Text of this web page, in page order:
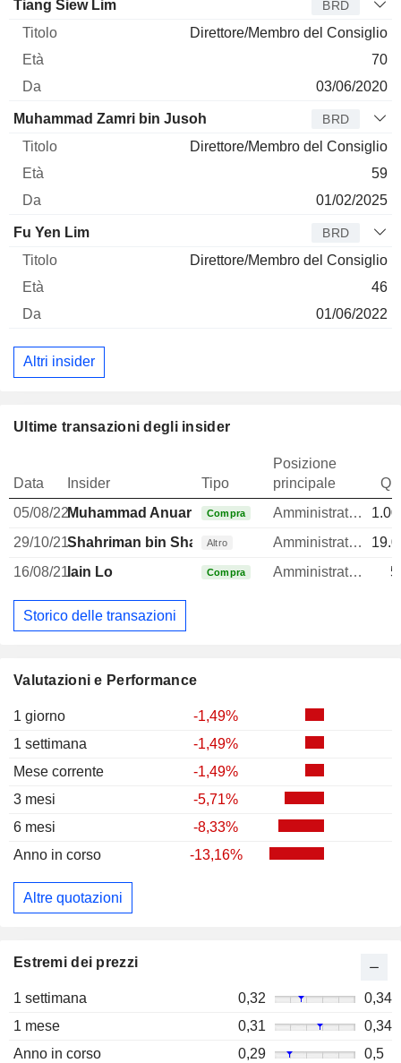
Valutazioni e Performance
1 giorno
-1,49%
1 settimana
-1,49%
Mese corrente
-1,49%
3 mesi
-5,71%
6 mesi
-8,33%
Anno in corso
-13,16%
Altre quotazioni
Estremi dei prezzi
1 settimana 0,32
0,34
1 mese
0,31
0,34
Anno in corso
0,29
0,5
Amministratore
Tiang Siew Lim BRD
Direttore/Membro del Consiglio
70
03/06/2020
Muhammad Zamri bin Jusoh BRD
Direttore/Membro del Consiglio
59
01/02/2025
Fu Yen Lim BRD
Direttore/Membro del Consiglio
46
01/06/2022
Altri insider
Ultime transazioni degli insider
Data Insider Tipo
Posizione
principale
05/08/22Muhammad Anuar bin Taib
Compra Amministratore delegato
29/10/21Shahriman bin Shamsuddin
Altro Amministratore
16/08/21Iain Lo Compra Amministratore
Storico delle transazioni